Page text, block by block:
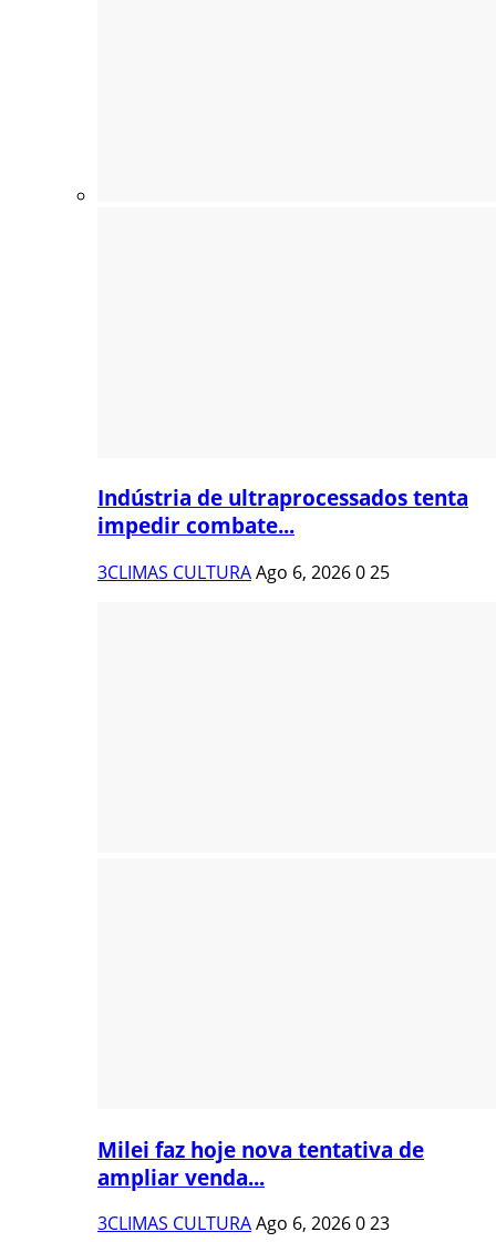
Indústria de ultraprocessados tenta
impedir combate...
3CLIMAS CULTURAAgo 6, 2026025
Milei faz hoje nova tentativa de
ampliar venda...
3CLIMAS CULTURAAgo 6, 2026023